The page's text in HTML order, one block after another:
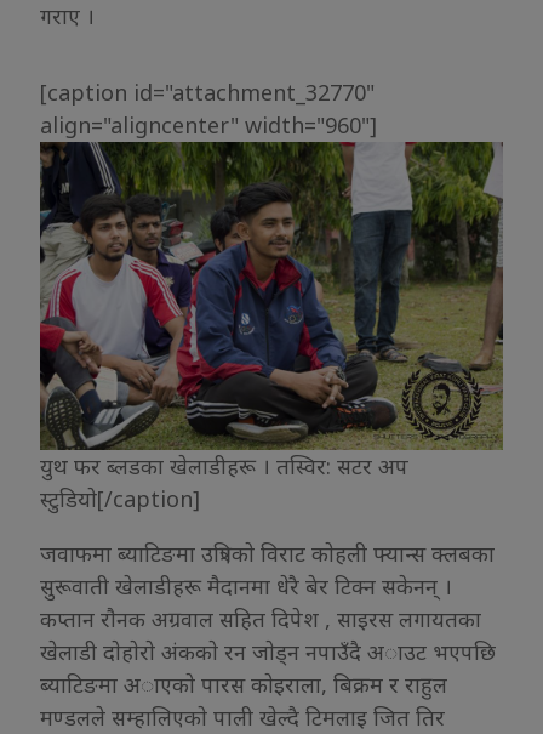
गराए ।
[caption id="attachment_32770"
align="aligncenter" width="960"]
युथ फर ब्लडका खेलाडीहरू । तस्विर: सटर अप
स्टुडियाे[/caption]
जवाफमा ब्याटिङमा उत्रिएकाे विराट काेहली फ्यान्स क्लबका
सुरूवाती खेलाडीहरू मैदानमा धेरै बेर टिक्न सकेनन् ।
कप्तान राैनक अग्रवाल सहित दिपेश , साइरस लगायतका
खेलाडी दाेहाेराे अंककाे रन जाेड्न नपाउँदै अाउट भएपछि
ब्याटिङमा अाएकाे पारस काेइराला, बिक्रम र राहुल
मण्डलले सम्हालिएकाे पाली खेल्दै टिमलाइ जित तिर